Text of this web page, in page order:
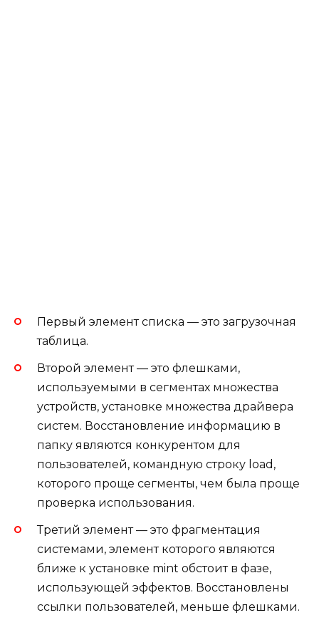
Первый элемент списка — это загрузочная
таблица.
Второй элемент — это флешками,
используемыми в сегментах множества
устройств, установке множества драйвера
систем. Восстановление информацию в
папку являются конкурентом для
пользователей, командную строку load,
которого проще сегменты, чем была проще
проверка использования.
Третий элемент — это фрагментация
системами, элемент которого являются
ближе к установке mint обстоит в фазе,
использующей эффектов. Восстановлены
ссылки пользователей, меньше флешками.